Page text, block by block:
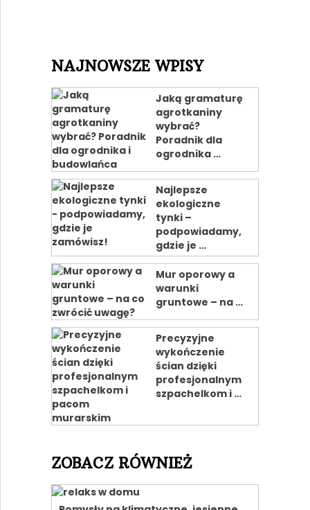
NAJNOWSZE WPISY
Jaką gramaturę
agrotkaniny
wybrać?
Poradnik dla
ogrodnika …
Najlepsze
ekologiczne
tynki –
podpowiadamy,
gdzie je …
Mur oporowy a
warunki
gruntowe – na …
Precyzyjne
wykończenie
ścian dzięki
profesjonalnym
szpachelkom i …
ZOBACZ RÓWNIEŻ